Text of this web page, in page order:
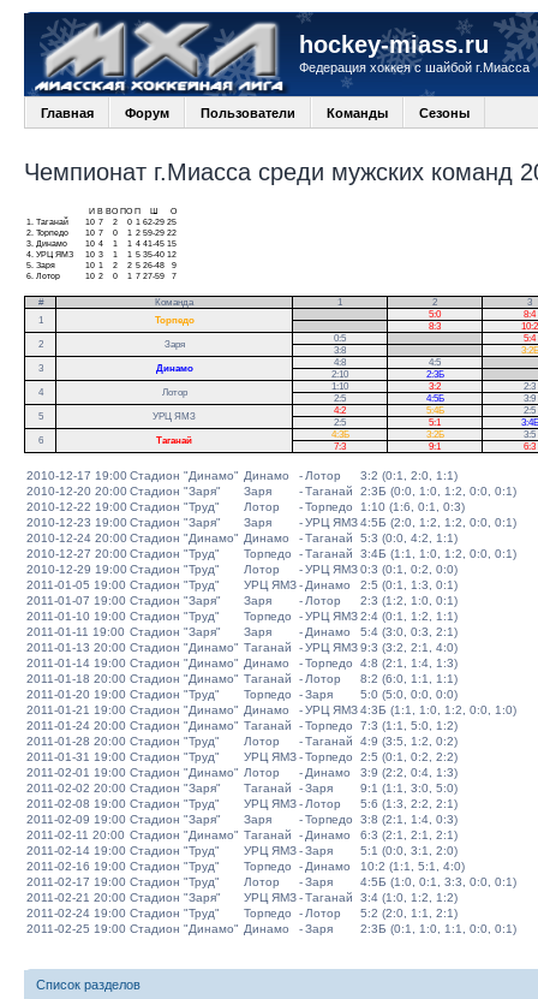
hockey-miass.ru
Федерация хоккея с шайбой г.Миасса
Главная Форум Пользователи Команды Сезоны
Чемпионат г.Миасса среди мужских команд
И В ВО ПО П
О
1.
Таганай 10 7 2 0 1 62-29 25
2. Торпедо 10 7 0 1 2 59-29 22
3.
Динамо 10 4 1 1 4 41-45 15
4. УРЦ ЯМЗ 10 3 1 1 5 35-40 12
5. Заря 10 1 2 2 5 26-48
9
6. Лотор 10 2 0 1 7 27-59 7
# Команда 1 2
3
1
Торпедо
5:0
8:4
8:3
10:2
2
Заря
0:5
5:4
3:8
3:2Б
3
Динамо
4:8 4:5
2:10
2:3Б
4
Лотор
1:10 3:2
2:3
2:5
4:5Б
3:9
5
УРЦ ЯМЗ
4:2 5:4Б
2:5
2:5
5:1
3:4Б
6
Таганай
4:3Б 3:2Б
3:5
7:3
9:1 6:3
2010-12-17 19:00Стадион "Динамо" Динамо - Лотор
3:2 (0:1, 2:0, 1:1)
2010-12-20 20:00Стадион "Заря" Заря -Таганай
2:3Б (0:0, 1:0, 1:2, 0:0, 0:1)
2010-12-22 19:00Стадион "Труд" Лотор -Торпедо
1:10 (1:6, 0:1, 0:3)
2010-12-23 19:00Стадион "Заря" Заря -УРЦ ЯМЗ4:5Б (2:0, 1:2, 1:2, 0:0, 0:1)
2010-12-24 20:00Стадион "Динамо" Динамо -Таганай
5:3 (0:0, 4:2, 1:1)
2010-12-27 20:00Стадион "Труд" Торпедо -Таганай
3:4Б (1:1, 1:0, 1:2, 0:0, 0:1)
2010-12-29 19:00Стадион "Труд" Лотор -УРЦ ЯМЗ0:3 (0:1, 0:2, 0:0)
2011-01-05 19:00 Стадион "Труд" УРЦ ЯМЗ- Динамо
2:5 (0:1, 1:3, 0:1)
2011-01-07 19:00 Стадион "Заря" Заря - Лотор
2:3 (1:2, 1:0, 0:1)
2011-01-10 19:00 Стадион "Труд" Торпедо -УРЦ ЯМЗ2:4 (0:1, 1:2, 1:1)
2011-01-11 19:00 Стадион "Заря" Заря - Динамо
5:4 (3:0, 0:3, 2:1)
2011-01-13 20:00 Стадион "Динамо" Таганай -УРЦ ЯМЗ9:3 (3:2, 2:1, 4:0)
2011-01-14 19:00 Стадион "Динамо" Динамо -Торпедо
4:8 (2:1, 1:4, 1:3)
2011-01-18 20:00 Стадион "Динамо" Таганай - Лотор
8:2 (6:0, 1:1, 1:1)
2011-01-20 19:00 Стадион "Труд" Торпедо -Заря
5:0 (5:0, 0:0, 0:0)
2011-01-21 19:00 Стадион "Динамо" Динамо -УРЦ ЯМЗ4:3Б (1:1, 1:0, 1:2, 0:0, 1:0)
2011-01-24 20:00 Стадион "Динамо" Таганай -Торпедо
7:3 (1:1, 5:0, 1:2)
2011-01-28 20:00 Стадион "Труд" Лотор -Таганай
4:9 (3:5, 1:2, 0:2)
2011-01-31 19:00 Стадион "Труд" УРЦ ЯМЗ-Торпедо
2:5 (0:1, 0:2, 2:2)
2011-02-01 19:00 Стадион "Динамо" Лотор - Динамо
3:9 (2:2, 0:4, 1:3)
2011-02-02 20:00 Стадион "Заря" Таганай -Заря
9:1 (1:1, 3:0, 5:0)
2011-02-08 19:00 Стадион "Труд" УРЦ ЯМЗ- Лотор
5:6 (1:3, 2:2, 2:1)
2011-02-09 19:00 Стадион "Заря" Заря -Торпедо
3:8 (2:1, 1:4, 0:3)
2011-02-11 20:00 Стадион "Динамо" Таганай - Динамо
6:3 (2:1, 2:1, 2:1)
2011-02-14 19:00 Стадион "Труд" УРЦ ЯМЗ-Заря
5:1 (0:0, 3:1, 2:0)
2011-02-16 19:00 Стадион "Труд" Торпедо - Динамо
10:2 (1:1, 5:1, 4:0)
2011-02-17 19:00 Стадион "Труд" Лотор -Заря
4:5Б (1:0, 0:1, 3:3, 0:0, 0:1)
2011-02-21 20:00 Стадион "Заря" УРЦ ЯМЗ-Таганай
3:4 (1:0, 1:2, 1:2)
2011-02-24 19:00 Стадион "Труд" Торпедо - Лотор
5:2 (2:0, 1:1, 2:1)
2011-02-25 19:00 Стадион "Динамо" Динамо -Заря 2:3Б (0:1, 1:0, 1:1, 0:0, 0:1)
Список разделов